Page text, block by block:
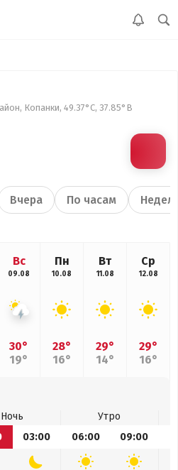
Копанки, 49.37°С, 37.85°В
Вчера По часам
Вс
09.08
30°
19°
Пн
10.08
28°
16°
Вт
11.08
29°
14°
Ср
12.08
29°
16°
Ночь
Утро
03:00 06:00 09:00